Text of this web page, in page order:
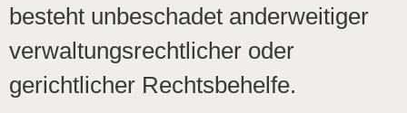
besteht unbeschadet anderweitiger
verwaltungsrechtlicher oder
gerichtlicher Rechtsbehelfe.